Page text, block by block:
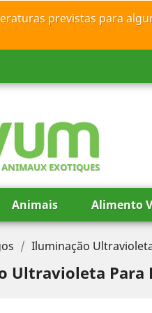
previstas para
ANIMAUX EXOTIQUES
Animais Alimento
Iluminação
Ultravioleta Para